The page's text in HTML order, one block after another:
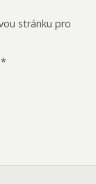
stránku pro
*